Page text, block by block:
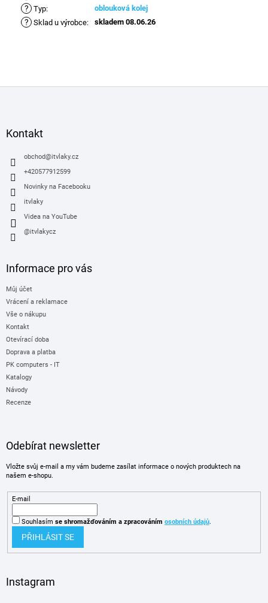
? Typ: oblouková kolej
? Sklad u výrobce: skladem 08.06.26
Kontakt
obchod@itvlaky.cz
+420577912599
Novinky na Facebooku
itvlaky
Videa na YouTube
@itvlakycz
Informace pro vás
Můj účet
Vrácení a reklamace
Vše o nákupu
Kontakt
Otevírací doba
Doprava a platba
PK computers - IT
Katalogy
Návody
Recenze
Odebírat newsletter
Vložte svůj e-mail a my vám budeme zasílat informace o nových produktech na
našem e-shopu.
E-mail
Souhlasím se shromažďováním a zpracováním osobních údajů.
PŘIHLÁSIT SE
Instagram